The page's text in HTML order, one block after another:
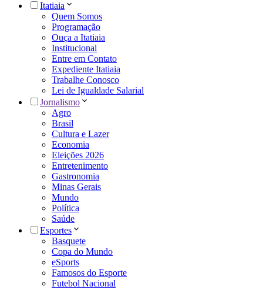
Itatiaia
Quem Somos
Programação
Ouça a Itatiaia
Institucional
Entre em Contato
Expediente Itatiaia
Trabalhe Conosco
Lei de Igualdade Salarial
Jornalismo
Agro
Brasil
Cultura e Lazer
Economia
Eleições 2026
Entretenimento
Gastronomia
Minas Gerais
Mundo
Política
Saúde
Esportes
Basquete
Copa do Mundo
eSports
Famosos do Esporte
Futebol Nacional